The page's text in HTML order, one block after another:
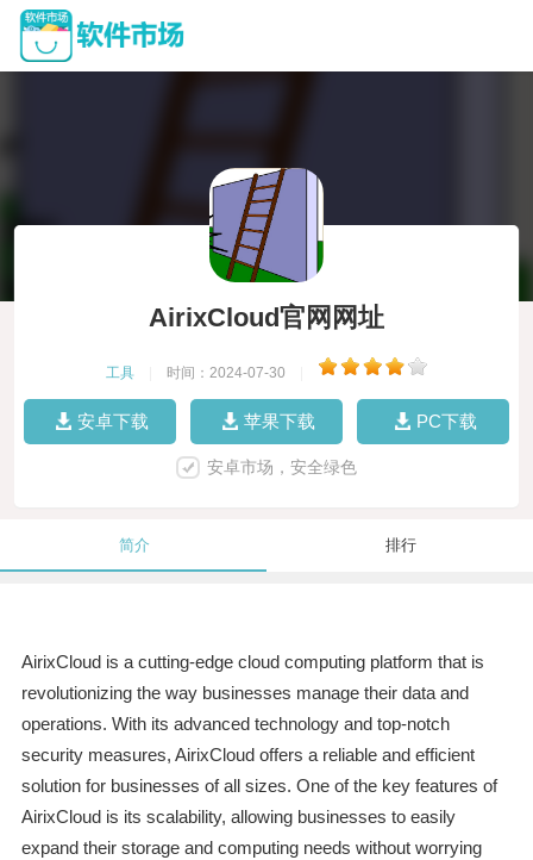
AirixCloud官网网址
工具 时间：2024-07-30
安卓下载 苹果下载 PC下载
安卓市场，安全绿色
简介 排行
AirixCloud is a cutting-edge cloud computing platform that is
revolutionizing the way businesses manage their data and
operations. With its advanced technology and top-notch
security measures, AirixCloud offers a reliable and efficient
solution for businesses of all sizes. One of the key features of
AirixCloud is its scalability, allowing businesses to easily
expand their storage and computing needs without worrying